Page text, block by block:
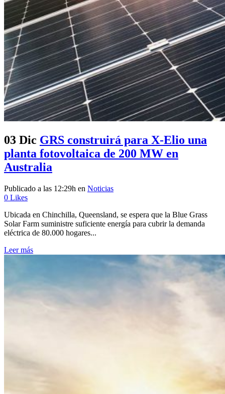
03 Dic GRS construirá para X-Elio una
planta fotovoltaica de 200 MW en
Australia
Publicado a las 12:29h en Noticias
0 Likes
Ubicada en Chinchilla, Queensland, se espera que la Blue Grass
Solar Farm suministre suficiente energía para cubrir la demanda
eléctrica de 80.000 hogares...
Leer más